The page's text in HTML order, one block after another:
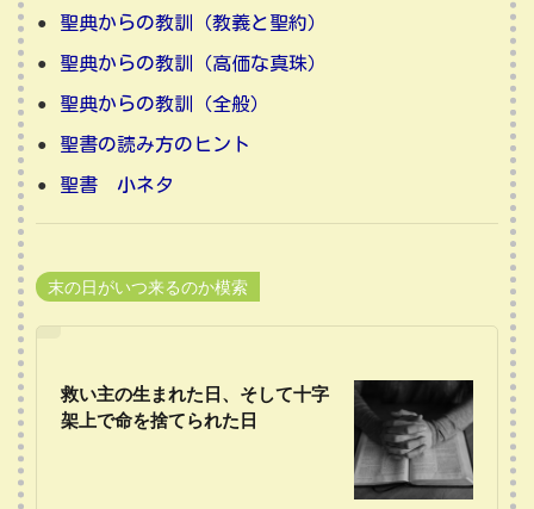
聖典からの教訓（教義と聖約）
聖典からの教訓（高価な真珠）
聖典からの教訓（全般）
聖書の読み方のヒント
聖書 小ネタ
末の日がいつ来るのか模索
救い主の生まれた日、そして十字
架上で命を捨てられた日